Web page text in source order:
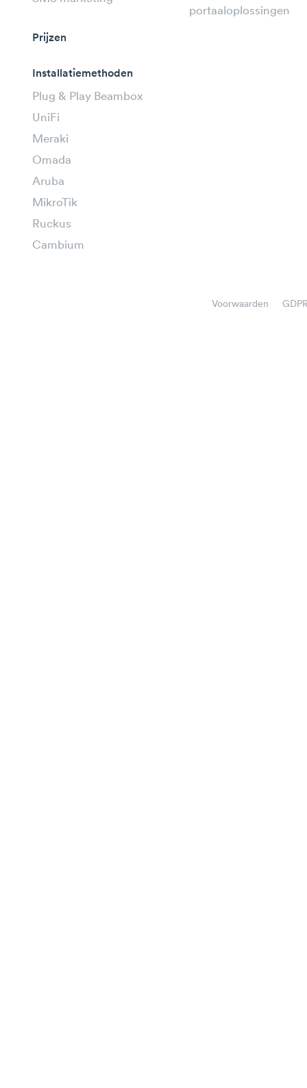
Prijzen
Installatiemethoden
Plug & Play Beambox
UniFi
Meraki
Omada
Aruba
MikroTik
Ruckus
Cambium
portaaloplossingen
Voorwaarden